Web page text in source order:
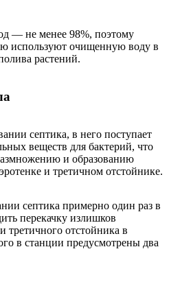
— не менее 98%, поэтому
используют очищенную воду в
растений.
септика, в него поступает
веществ для бактерий, что
и образованию
и третичном отстойнике.
септика примерно один раз в
перекачку излишков
третичного отстойника в
в станции предусмотрены два